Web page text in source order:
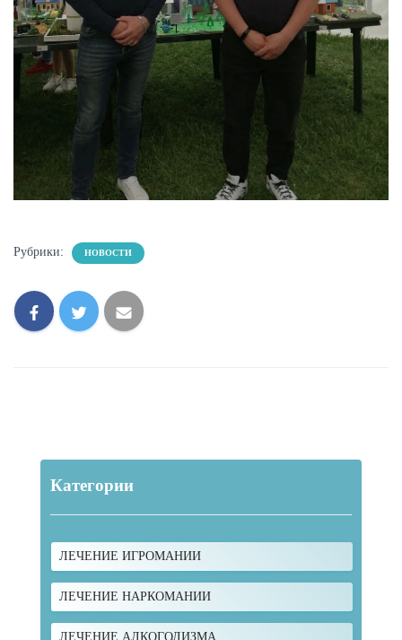
Рубрики: НОВОСТИ
Категории
ЛЕЧЕНИЕ ИГРОМАНИИ
ЛЕЧЕНИЕ НАРКОМАНИИ
ЛЕЧЕНИЕ АЛКОГОЛИЗМА